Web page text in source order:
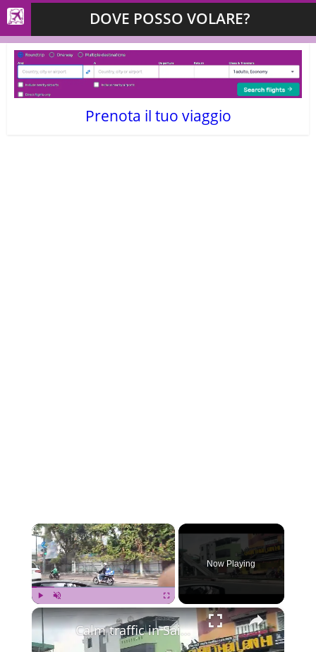
DOVE POSSO VOLARE?
Prenota il tuo viaggio
×
Play Unmute Fullscreen
Now Playing
×
Calm traffic in Saigon